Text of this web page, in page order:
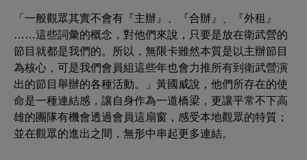
「一般觀眾其實不會有『主辦』、『合辦』、『外租』
……這些詞彙的概念，對他們來說，只要是放在衛武營的
節目就都是我們的。所以，無限卡雖然本質是以主辦節目
為核心，可是我們會員組這些年也會力推所有到衛武營演
出的節目舉辦的各種活動。」黃國威說，他們所存在的使
命是一種連結感，讓自身作為一道橋梁，更讓平常不下高
雄的團隊有機會透過會員這扇窗，感受本地觀眾的特質；
並在觀眾的進出之間，無形中串起更多連結。